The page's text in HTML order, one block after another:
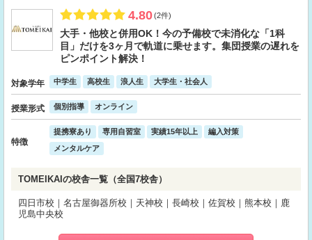
4.80(2件)
大手・他校と併用OK！今の予備校で未消化な「1科
目」だけを3ヶ月で軌道に乗せます。集団授業の遅れを
ピンポイント解決！
対象学年 中学生 高校生 浪人生 大学生・社会人
授業形式 個別指導 オンライン
特徴
提携寮あり 専用自習室 実績15年以上
編入対策
メンタルケア
TOMEIKAIの校舎一覧（全国7校舎）
四日市校｜名古屋御器所校｜天神校｜長崎校｜佐賀校｜熊本校｜鹿
児島中央校